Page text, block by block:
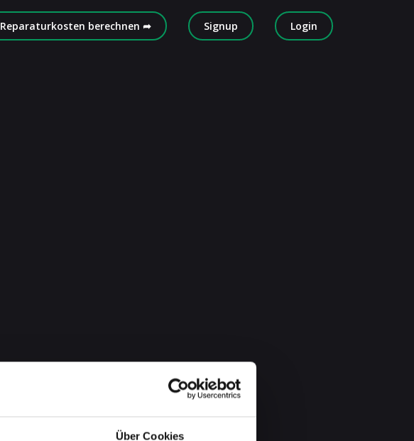
Über Cookies
Reparaturkosten berechnen ➦ Signup Login